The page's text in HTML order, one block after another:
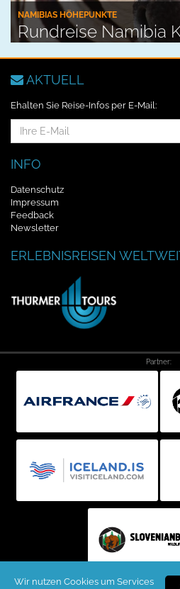
NAMIBIAS HÖHEPUNKTE
Rundreise Namibia
AKTUELL
Ehalten Sie Reise-Infos per E-Mail:
Mail-
INFO
Datenschutz
Impressum
Feedback
Newsletter
ERLEBNISREISEN
Partner:
Wir nutzen Cookies um Services